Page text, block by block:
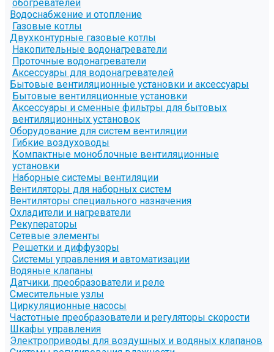
обогревателей
Водоснабжение и отопление
Газовые котлы
Двухконтурные газовые котлы
Накопительные водонагреватели
Проточные водонагреватели
Аксессуары для водонагревателей
Бытовые вентиляционные установки и аксессуары
Бытовые вентиляционные установки
Аксессуары и сменные фильтры для бытовых
вентиляционных установок
Оборудование для систем вентиляции
Гибкие воздуховоды
Компактные моноблочные вентиляционные
установки
Наборные системы вентиляции
Вентиляторы для наборных систем
Вентиляторы специального назначения
Охладители и нагреватели
Рекуператоры
Сетевые элементы
Решетки и диффузоры
Системы управления и автоматизации
Водяные клапаны
Датчики, преобразователи и реле
Смесительные узлы
Циркуляционные насосы
Частотные преобразователи и регуляторы скорости
Шкафы управления
Электроприводы для воздушных и водяных клапанов